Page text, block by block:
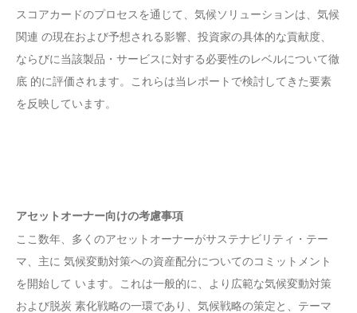
スコアカードのプロセスを通じて、気候ソリューションは、気候
関連 の現在および予想される影響、投資家の具体的な貢献度、
ならびに当該製品・サービスに対する必要性のレベルについて徹
底 的に評価されます。これらは当レポートで検討してきた要素
を反映しています。
アセットオーナー向けの考慮事項
ここ数年、多くのアセットオーナーがサステナビリティ・テー
マ、主に 気候変動対策への資産配分についてのコミットメント
を開始して います。これは一般的に、より広範な気候変動対策
および脱炭 素化戦略の一環であり、気候戦略の策定と、テーマ